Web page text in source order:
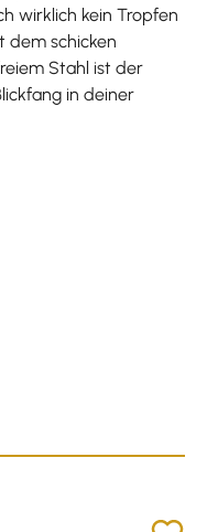
wirklich kein Tropfen
dem schicken
Stahl ist der
in deiner